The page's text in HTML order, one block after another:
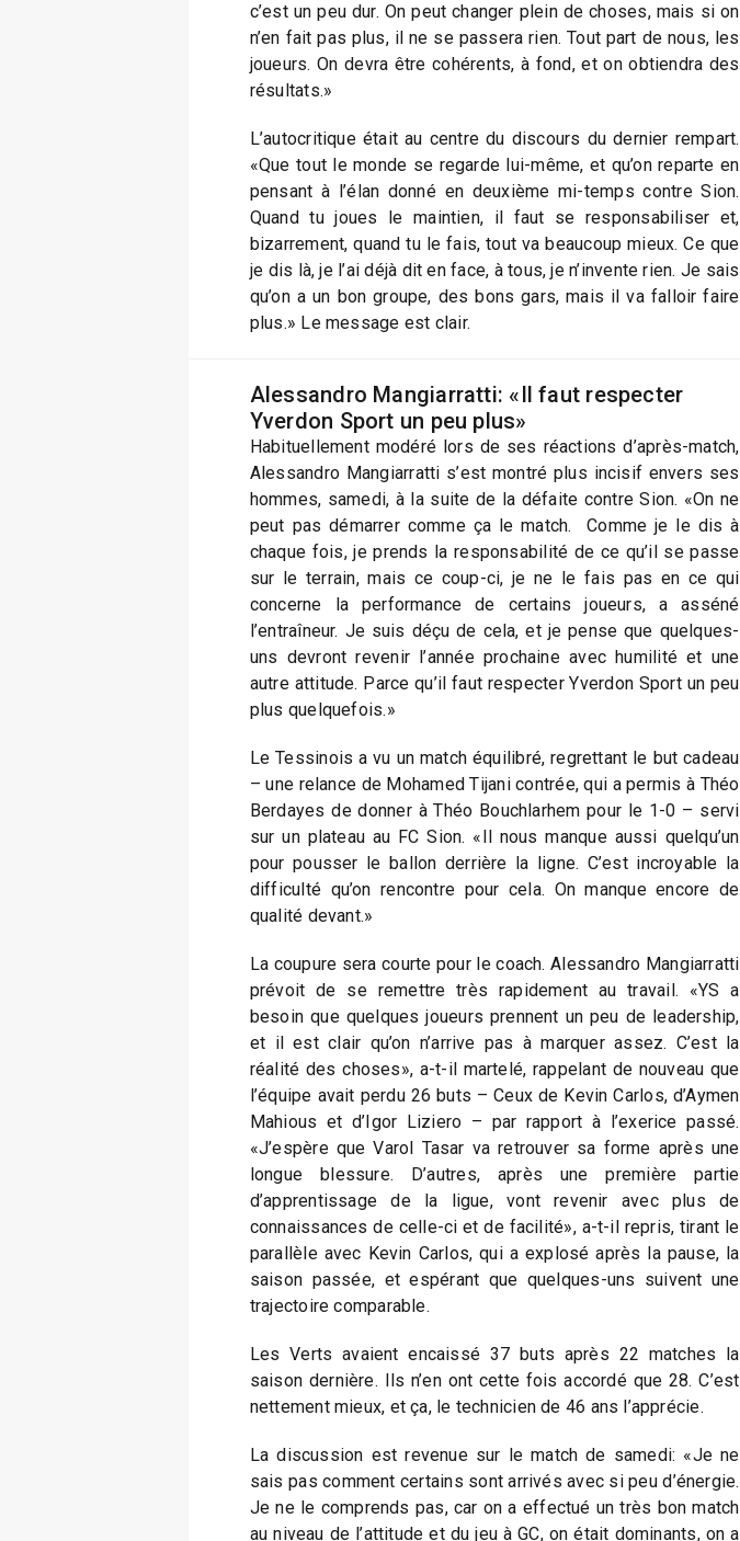
c’est un peu dur. On peut changer plein de choses, mais si on
n’en fait pas plus, il ne se passera rien. Tout part de nous, les
joueurs. On devra être cohérents, à fond, et on obtiendra des
résultats.»
L’autocritique était au centre du discours du dernier rempart.
«Que tout le monde se regarde lui-même, et qu’on reparte en
pensant à l’élan donné en deuxième mi-temps contre Sion.
Quand tu joues le maintien, il faut se responsabiliser et,
bizarrement, quand tu le fais, tout va beaucoup mieux. Ce que
je dis là, je l’ai déjà dit en face, à tous, je n’invente rien. Je sais
qu’on a un bon groupe, des bons gars, mais il va falloir faire
plus.» Le message est clair.
Alessandro Mangiarratti: «Il faut respecter
Yverdon Sport un peu plus»
Habituellement modéré lors de ses réactions d’après-match,
Alessandro Mangiarratti s’est montré plus incisif envers ses
hommes, samedi, à la suite de la défaite contre Sion. «On ne
peut pas démarrer comme ça le match. Comme je le dis à
chaque fois, je prends la responsabilité de ce qu’il se passe
sur le terrain, mais ce coup-ci, je ne le fais pas en ce qui
concerne la performance de certains joueurs, a asséné
l’entraîneur. Je suis déçu de cela, et je pense que quelques-
uns devront revenir l’année prochaine avec humilité et une
autre attitude. Parce qu’il faut respecter Yverdon Sport un peu
plus quelquefois.»
Le Tessinois a vu un match équilibré, regrettant le but cadeau
– une relance de Mohamed Tijani contrée, qui a permis à Théo
Berdayes de donner à Théo Bouchlarhem pour le 1-0 – servi
sur un plateau au FC Sion. «Il nous manque aussi quelqu’un
pour pousser le ballon derrière la ligne. C’est incroyable la
difficulté qu’on rencontre pour cela. On manque encore de
qualité devant.»
La coupure sera courte pour le coach. Alessandro Mangiarratti
prévoit de se remettre très rapidement au travail. «YS a
besoin que quelques joueurs prennent un peu de leadership,
et il est clair qu’on n’arrive pas à marquer assez. C’est la
réalité des choses», a-t-il martelé, rappelant de nouveau que
l’équipe avait perdu 26 buts – Ceux de Kevin Carlos, d’Aymen
Mahious et d’Igor Liziero – par rapport à l’exerice passé.
«J’espère que Varol Tasar va retrouver sa forme après une
longue blessure. D’autres, après une première partie
d’apprentissage de la ligue, vont revenir avec plus de
connaissances de celle-ci et de facilité», a-t-il repris, tirant le
parallèle avec Kevin Carlos, qui a explosé après la pause, la
saison passée, et espérant que quelques-uns suivent une
trajectoire comparable.
Les Verts avaient encaissé 37 buts après 22 matches la
saison dernière. Ils n’en ont cette fois accordé que 28. C’est
nettement mieux, et ça, le technicien de 46 ans l’apprécie.
La discussion est revenue sur le match de samedi: «Je ne
sais pas comment certains sont arrivés avec si peu d’énergie.
Je ne le comprends pas, car on a effectué un très bon match
au niveau de l’attitude et du jeu à GC, on était dominants, on a